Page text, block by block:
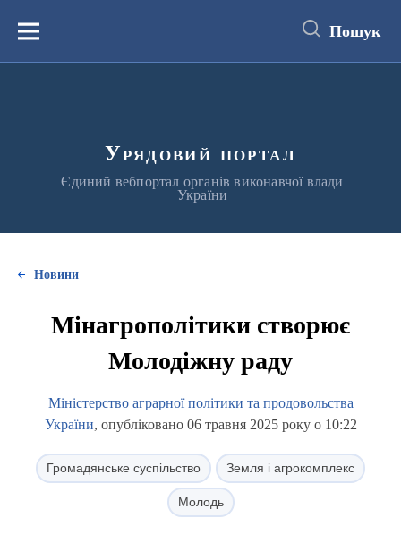
вмістуМеню Пошук
Урядовий портал
Єдиний вебпортал органів виконавчої влади
України
Новини
Мінагрополітики створює
Молодіжну раду
Міністерство аграрної політики та продовольства
України, опубліковано 06 травня 2025 року о 10:22
Громадянське суспільство Земля і агрокомплекс
Молодь